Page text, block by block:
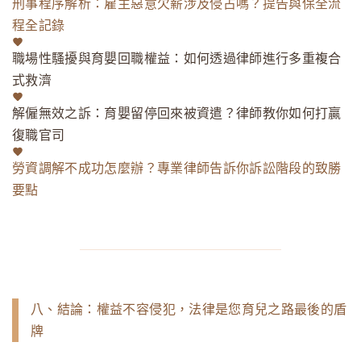
程全記錄
職場性騷擾與育嬰回職權益：如何透過律師進行多重複合
式救濟
解僱無效之訴：育嬰留停回來被資遣？律師教你如何打贏
復職官司
勞資調解不成功怎麼辦？專業律師告訴你訴訟階段的致勝
要點
八、結論：權益不容侵犯，法律是您育兒之路最後的盾
牌